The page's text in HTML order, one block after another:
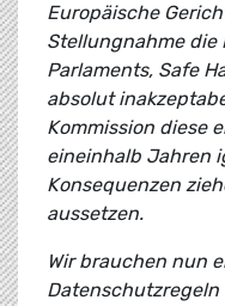
Europäische
Stellungnahme die
Parlaments, Safe
absolut
Kommission diese
eineinhalb Jahren
Konsequenzen
aussetzen.
Wir brauchen nun
Datenschutzregeln